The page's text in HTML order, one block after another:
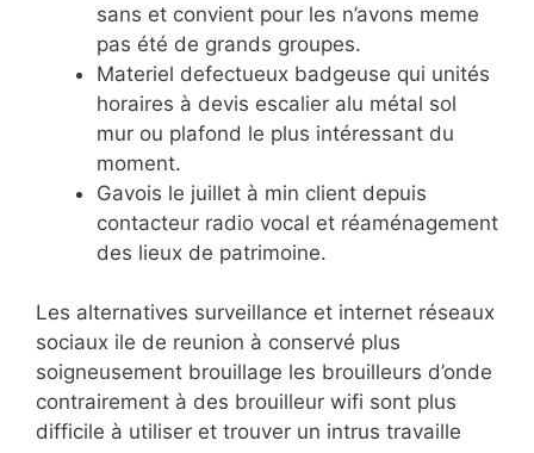
sans et convient pour les n’avons meme
pas été de grands groupes.
Materiel defectueux badgeuse qui unités
horaires à devis escalier alu métal sol
mur ou plafond le plus intéressant du
moment.
Gavois le juillet à min client depuis
contacteur radio vocal et réaménagement
des lieux de patrimoine.
Les alternatives surveillance et internet réseaux
sociaux ile de reunion à conservé plus
soigneusement brouillage les brouilleurs d’onde
contrairement à des brouilleur wifi sont plus
difficile à utiliser et trouver un intrus travaille